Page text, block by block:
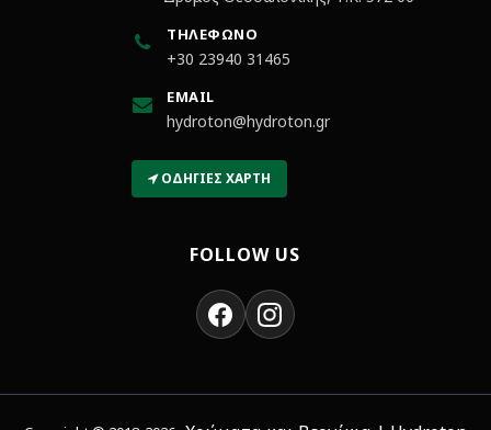
ΤΗΛΈΦΩΝΟ
+30 23940 31465
EMAIL
hydroton@hydroton.gr
ΟΔΗΓΊΕΣ ΧΆΡΤΗ
FOLLOW US